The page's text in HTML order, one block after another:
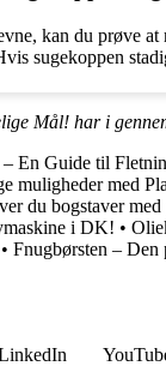
kan du prøve
sugekoppen
Mål! har i
– En Guide til
muligheder med
du bogstaver
i DK! •
Fnugbørsten –